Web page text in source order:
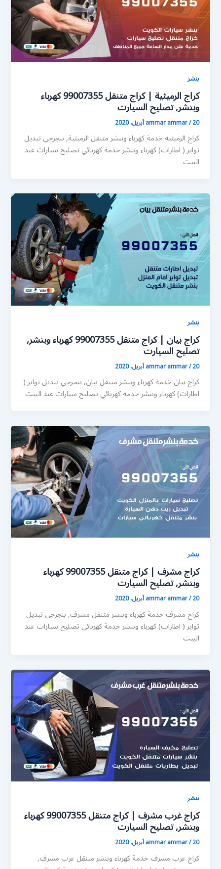
بنشر
كراج الرميثية | كراج متنقل 99007355 كهرباء
وبنشر, تصليح السيارت
ammar ammar/20 أبريل، 2020
كراج الرميثية خدمة كهرباء وبنشر متنقل الرميثية, بنجرجي تبديل
تواير ( اطارات) كهرباء وبنشر خدمة كهربائي تصليح سيارات عند
البيت
بنشر
كراج بيان | كراج متنقل 99007355 كهرباء وبنشر,
تصليح السيارت
ammar ammar/20 أبريل، 2020
كراج بيان خدمة كهرباء وبنشر متنقل بيان, بنجرجي تبديل تواير (
اطارات) كهرباء وبنشر خدمة كهربائي تصليح سيارات عند البيت
بنشر
كراج مشرف | كراج متنقل 99007355 كهرباء
وبنشر, تصليح السيارت
ammar ammar/20 أبريل، 2020
كراج مشرف خدمة كهرباء وبنشر متنقل مشرف, بنجرجي تبديل
تواير ( اطارات) كهرباء وبنشر خدمة كهربائي تصليح سيارات عند
البيت
بنشر
كراج غرب مشرف | كراج متنقل 99007355 كهرباء
وبنشر, تصليح السيارت
ammar ammar/20 أبريل، 2020
كراج غرب مشرف خدمة كهرباء وبنشر متنقل غرب مشرف,